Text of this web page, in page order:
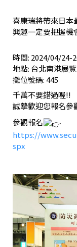
喜康瑞將帶來日本
興趣一定要把握機
時間: 2024/04/24-
地點: 台北南港展
攤位號碼: 445
千萬不要錯過喔!!
誠摯歡迎您報名參
參觀報名
https://
spx